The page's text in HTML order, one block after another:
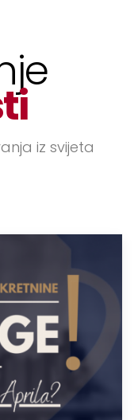
iz svijeta